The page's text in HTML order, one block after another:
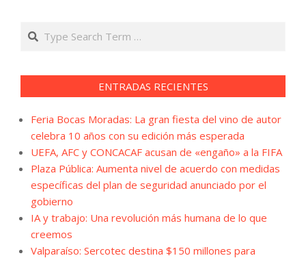
Search
ENTRADAS RECIENTES
Feria Bocas Moradas: La gran fiesta del vino de autor
celebra 10 años con su edición más esperada
UEFA, AFC y CONCACAF acusan de «engaño» a la FIFA
Plaza Pública: Aumenta nivel de acuerdo con medidas
específicas del plan de seguridad anunciado por el
gobierno
IA y trabajo: Una revolución más humana de lo que
creemos
Valparaíso: Sercotec destina $150 millones para